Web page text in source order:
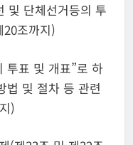
및 단체선거등의 투
조까지)
투표 및 개표”로 하
법 및 절차 등 관련
)